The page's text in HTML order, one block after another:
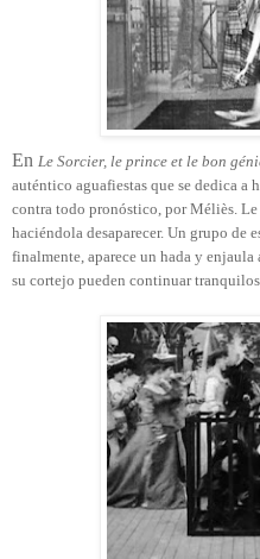
En Le Sorcier, le prince et le bon
auténtico aguafiestas que se dedica
contra todo pronóstico, por Méliès.
haciéndola desaparecer. Un grupo de
finalmente, aparece un hada y
su cortejo pueden continuar